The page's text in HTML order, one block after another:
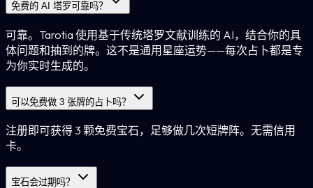
免费的 AI 塔罗可靠吗？
可靠。Tarotia 使用基于传统塔罗文献训练的 AI，结合你的具
体问题和抽到的牌。这不是通用星座运势——每次占卜都是专
为你实时生成的。
可以免费做 3 张牌的占卜吗？
注册即可获得 3 颗免费宝石，足够做几次短牌阵。无需信用
卡。
宝石会过期吗？